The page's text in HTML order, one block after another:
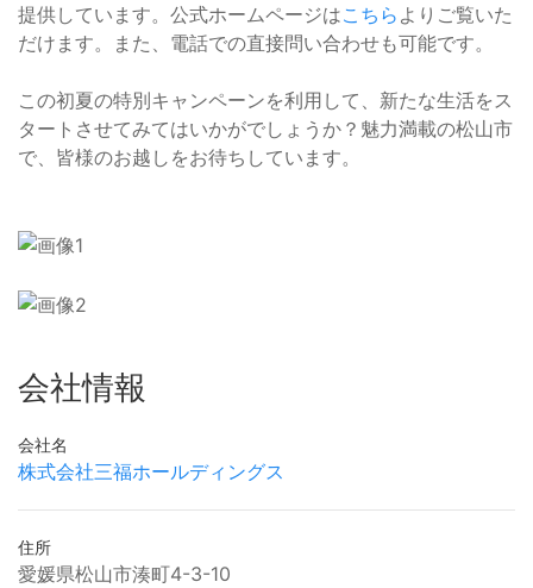
提供しています。公式ホームページはこちら よりご覧いた
だけます。また、電話での直接問い合わせも可能です。
この初夏の特別キャンペーンを利用して、新たな生活をス
タートさせてみてはいかがでしょうか？魅力満載の松山市
で、皆様のお越しをお待ちしています。
会社情報
会社名
株式会社三福ホールディングス
住所
愛媛県松山市湊町4-3-10